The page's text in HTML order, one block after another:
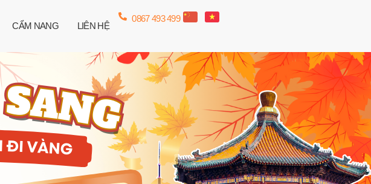
CẨM NANG LIÊN HỆ
0867 493 499